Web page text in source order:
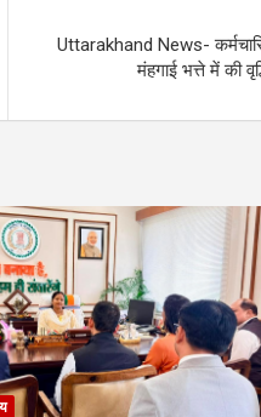
Uttarakhand News-
मंहगाई भत्ते में की